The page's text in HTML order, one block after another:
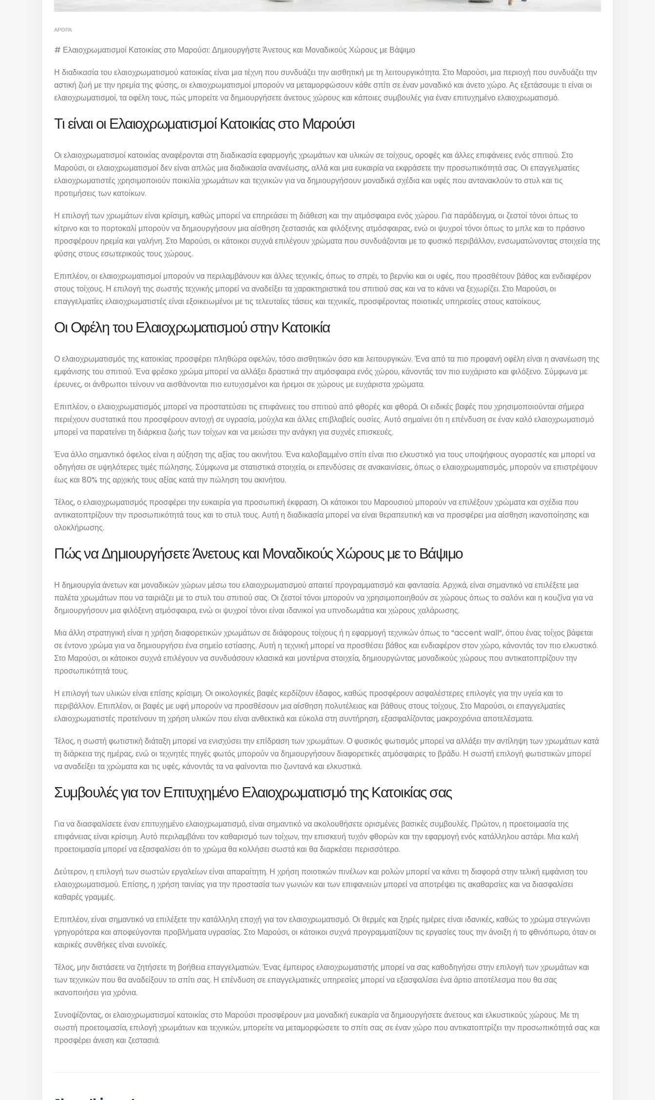
ΆΡΘΡΑ
# Ελαιοχρωματισμοί Κατοικίας στο Μαρούσι: Δημιουργήστε Άνετους και Μοναδικούς Χώρους με Βάψιμο
Η διαδικασία του ελαιοχρωματισμού κατοικίας είναι μια τέχνη που συνδυάζει την αισθητική με τη λειτουργικότητα. Στο Μαρούσι, μια περιοχή που συνδυάζει την
αστική ζωή με την ηρεμία της φύσης, οι ελαιοχρωματισμοί μπορούν να μεταμορφώσουν κάθε σπίτι σε έναν μοναδικό και άνετο χώρο. Ας εξετάσουμε τι είναι οι
ελαιοχρωματισμοί, τα οφέλη τους, πώς μπορείτε να δημιουργήσετε άνετους χώρους και κάποιες συμβουλές για έναν επιτυχημένο ελαιοχρωματισμό.
Τι είναι οι Ελαιοχρωματισμοί Κατοικίας στο Μαρούσι
Οι ελαιοχρωματισμοί κατοικίας αναφέρονται στη διαδικασία εφαρμογής χρωμάτων και υλικών σε τοίχους, οροφές και άλλες επιφάνειες ενός σπιτιού. Στο
Μαρούσι, οι ελαιοχρωματισμοί δεν είναι απλώς μια διαδικασία ανανέωσης, αλλά και μια ευκαιρία να εκφράσετε την προσωπικότητά σας. Οι επαγγελματίες
ελαιοχρωματιστές χρησιμοποιούν ποικιλία χρωμάτων και τεχνικών για να δημιουργήσουν μοναδικά σχέδια και υφές που αντανακλούν το στυλ και τις
προτιμήσεις των κατοίκων.
Η επιλογή των χρωμάτων είναι κρίσιμη, καθώς μπορεί να επηρεάσει τη διάθεση και την ατμόσφαιρα ενός χώρου. Για παράδειγμα, οι ζεστοί τόνοι όπως το
κίτρινο και το πορτοκαλί μπορούν να δημιουργήσουν μια αίσθηση ζεστασιάς και φιλόξενης ατμόσφαιρας, ενώ οι ψυχροί τόνοι όπως το μπλε και το πράσινο
προσφέρουν ηρεμία και γαλήνη. Στο Μαρούσι, οι κάτοικοι συχνά επιλέγουν χρώματα που συνδυάζονται με το φυσικό περιβάλλον, ενσωματώνοντας στοιχεία της
φύσης στους εσωτερικούς τους χώρους.
Επιπλέον, οι ελαιοχρωματισμοί μπορούν να περιλαμβάνουν και άλλες τεχνικές, όπως το σπρέι, το βερνίκι και οι υφές, που προσθέτουν βάθος και ενδιαφέρον
στους τοίχους. Η επιλογή της σωστής τεχνικής μπορεί να αναδείξει τα χαρακτηριστικά του σπιτιού σας και να το κάνει να ξεχωρίζει. Στο Μαρούσι, οι
επαγγελματίες ελαιοχρωματιστές είναι εξοικειωμένοι με τις τελευταίες τάσεις και τεχνικές, προσφέροντας ποιοτικές υπηρεσίες στους κατοίκους.
Οι Οφέλη του Ελαιοχρωματισμού στην Κατοικία
Ο ελαιοχρωματισμός της κατοικίας προσφέρει πληθώρα οφελών, τόσο αισθητικών όσο και λειτουργικών. Ένα από τα πιο προφανή οφέλη είναι η ανανέωση της
εμφάνισης του σπιτιού. Ένα φρέσκο χρώμα μπορεί να αλλάξει δραστικά την ατμόσφαιρα ενός χώρου, κάνοντάς τον πιο ευχάριστο και φιλόξενο. Σύμφωνα με
έρευνες, οι άνθρωποι τείνουν να αισθάνονται πιο ευτυχισμένοι και ήρεμοι σε χώρους με ευχάριστα χρώματα.
Επιπλέον, ο ελαιοχρωματισμός μπορεί να προστατεύσει τις επιφάνειες του σπιτιού από φθορές και φθορά. Οι ειδικές βαφές που χρησιμοποιούνται σήμερα
περιέχουν συστατικά που προσφέρουν αντοχή σε υγρασία, μούχλα και άλλες επιβλαβείς ουσίες. Αυτό σημαίνει ότι η επένδυση σε έναν καλό ελαιοχρωματισμό
μπορεί να παρατείνει τη διάρκεια ζωής των τοίχων και να μειώσει την ανάγκη για συχνές επισκευές.
Ένα άλλο σημαντικό όφελος είναι η αύξηση της αξίας του ακινήτου. Ένα καλοβαμμένο σπίτι είναι πιο ελκυστικό για τους υποψήφιους αγοραστές και μπορεί να
οδηγήσει σε υψηλότερες τιμές πώλησης. Σύμφωνα με στατιστικά στοιχεία, οι επενδύσεις σε ανακαινίσεις, όπως ο ελαιοχρωματισμός, μπορούν να επιστρέψουν
έως και 80% της αρχικής τους αξίας κατά την πώληση του ακινήτου.
Τέλος, ο ελαιοχρωματισμός προσφέρει την ευκαιρία για προσωπική έκφραση. Οι κάτοικοι του Μαρουσιού μπορούν να επιλέξουν χρώματα και σχέδια που
αντικατοπτρίζουν την προσωπικότητά τους και το στυλ τους. Αυτή η διαδικασία μπορεί να είναι θεραπευτική και να προσφέρει μια αίσθηση ικανοποίησης και
ολοκλήρωσης.
Πώς να Δημιουργήσετε Άνετους και Μοναδικούς Χώρους με το Βάψιμο
Η δημιουργία άνετων και μοναδικών χώρων μέσω του ελαιοχρωματισμού απαιτεί προγραμματισμό και φαντασία. Αρχικά, είναι σημαντικό να επιλέξετε μια
παλέτα χρωμάτων που να ταιριάζει με το στυλ του σπιτιού σας. Οι ζεστοί τόνοι μπορούν να χρησιμοποιηθούν σε χώρους όπως το σαλόνι και η κουζίνα για να
δημιουργήσουν μια φιλόξενη ατμόσφαιρα, ενώ οι ψυχροί τόνοι είναι ιδανικοί για υπνοδωμάτια και χώρους χαλάρωσης.
Μια άλλη στρατηγική είναι η χρήση διαφορετικών χρωμάτων σε διάφορους τοίχους ή η εφαρμογή τεχνικών όπως το “accent wall”, όπου ένας τοίχος βάφεται
σε έντονο χρώμα για να δημιουργήσει ένα σημείο εστίασης. Αυτή η τεχνική μπορεί να προσθέσει βάθος και ενδιαφέρον στον χώρο, κάνοντάς τον πιο ελκυστικό.
Στο Μαρούσι, οι κάτοικοι συχνά επιλέγουν να συνδυάσουν κλασικά και μοντέρνα στοιχεία, δημιουργώντας μοναδικούς χώρους που αντικατοπτρίζουν την
προσωπικότητά τους.
Η επιλογή των υλικών είναι επίσης κρίσιμη. Οι οικολογικές βαφές κερδίζουν έδαφος, καθώς προσφέρουν ασφαλέστερες επιλογές για την υγεία και το
περιβάλλον. Επιπλέον, οι βαφές με υφή μπορούν να προσθέσουν μια αίσθηση πολυτέλειας και βάθους στους τοίχους. Στο Μαρούσι, οι επαγγελματίες
ελαιοχρωματιστές προτείνουν τη χρήση υλικών που είναι ανθεκτικά και εύκολα στη συντήρηση, εξασφαλίζοντας μακροχρόνια αποτελέσματα.
Τέλος, η σωστή φωτιστική διάταξη μπορεί να ενισχύσει την επίδραση των χρωμάτων. Ο φυσικός φωτισμός μπορεί να αλλάξει την αντίληψη των χρωμάτων κατά
τη διάρκεια της ημέρας, ενώ οι τεχνητές πηγές φωτός μπορούν να δημιουργήσουν διαφορετικές ατμόσφαιρες το βράδυ. Η σωστή επιλογή φωτιστικών μπορεί
να αναδείξει τα χρώματα και τις υφές, κάνοντάς τα να φαίνονται πιο ζωντανά και ελκυστικά.
Συμβουλές για τον Επιτυχημένο Ελαιοχρωματισμό της Κατοικίας σας
Για να διασφαλίσετε έναν επιτυχημένο ελαιοχρωματισμό, είναι σημαντικό να ακολουθήσετε ορισμένες βασικές συμβουλές. Πρώτον, η προετοιμασία της
επιφάνειας είναι κρίσιμη. Αυτό περιλαμβάνει τον καθαρισμό των τοίχων, την επισκευή τυχόν φθορών και την εφαρμογή ενός κατάλληλου αστάρι. Μια καλή
προετοιμασία μπορεί να εξασφαλίσει ότι το χρώμα θα κολλήσει σωστά και θα διαρκέσει περισσότερο.
Δεύτερον, η επιλογή των σωστών εργαλείων είναι απαραίτητη. Η χρήση ποιοτικών πινέλων και ρολών μπορεί να κάνει τη διαφορά στην τελική εμφάνιση του
ελαιοχρωματισμού. Επίσης, η χρήση ταινίας για την προστασία των γωνιών και των επιφανειών μπορεί να αποτρέψει τις ακαθαρσίες και να διασφαλίσει
καθαρές γραμμές.
Επιπλέον, είναι σημαντικό να επιλέξετε την κατάλληλη εποχή για τον ελαιοχρωματισμό. Οι θερμές και ξηρές ημέρες είναι ιδανικές, καθώς το χρώμα στεγνώνει
γρηγορότερα και αποφεύγονται προβλήματα υγρασίας. Στο Μαρούσι, οι κάτοικοι συχνά προγραμματίζουν τις εργασίες τους την άνοιξη ή το φθινόπωρο, όταν οι
καιρικές συνθήκες είναι ευνοϊκές.
Τέλος, μην διστάσετε να ζητήσετε τη βοήθεια επαγγελματιών. Ένας έμπειρος ελαιοχρωματιστής μπορεί να σας καθοδηγήσει στην επιλογή των χρωμάτων και
των τεχνικών που θα αναδείξουν το σπίτι σας. Η επένδυση σε επαγγελματικές υπηρεσίες μπορεί να εξασφαλίσει ένα άρτιο αποτέλεσμα που θα σας
ικανοποιήσει για χρόνια.
Συνοψίζοντας, οι ελαιοχρωματισμοί κατοικίας στο Μαρούσι προσφέρουν μια μοναδική ευκαιρία να δημιουργήσετε άνετους και ελκυστικούς χώρους. Με τη
σωστή προετοιμασία, επιλογή χρωμάτων και τεχνικών, μπορείτε να μεταμορφώσετε το σπίτι σας σε έναν χώρο που αντικατοπτρίζει την προσωπικότητά σας και
προσφέρει άνεση και ζεστασιά.
Οι Υπηρεσίες μας
Βάψιμο Σπιτιού
Άμεση επικοινωνία Πληροφορίες Περιοχές Εξυπηρέτησης